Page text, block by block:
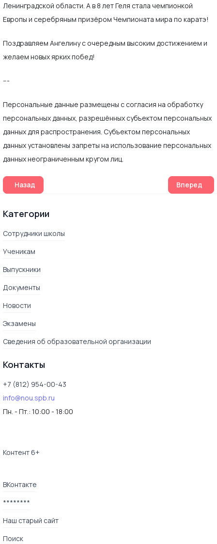
Ленинградской области. А в 8 лет Геля стала чемпионкой
Европы и серебряным призёром Чемпионата мира по каратэ!
Поздравляем Ангелину с очередным высоким достижением и
желаем новых ярких побед!
---
Персональные данные размещены с согласия на обработку
персональных данных, разрешённых субъектом персональных
данных для распространения. Субъектом персональных
данных установлены запреты на использование персональных
данных неограниченным кругом лиц.
Предыдущий: Мы собрали 8 коробок книг для
Назад Вперед
Категории
Сотрудники школы
Ученикам
Выпускники
Документы
Новости
Экзамены
Сведения об образовательной организации
Контакты
+7 (812) 954-00-43
info@nou.spb.ru
Пн. - Пт.: 10:00 - 18:00
Контент 6+
ВКонтакте
********
Наш старый сайт
Поиск